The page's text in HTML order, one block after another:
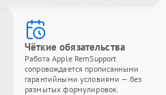
Чёткие обязательства
Работа Apple RemSupport
сопровождается прописанными
гарантийными условиями — без
размытых формулировок.